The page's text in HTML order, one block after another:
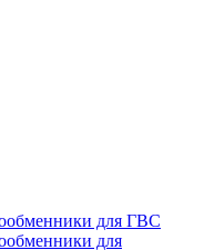
для ГВС
для